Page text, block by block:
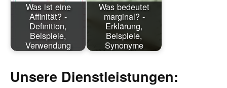
Was ist eine
Affinität? -
Definition,
Beispiele,
Verwendung
Was bedeutet
marginal? -
Erklärung,
Beispiele,
Synonyme
Unsere Dienstleistungen: